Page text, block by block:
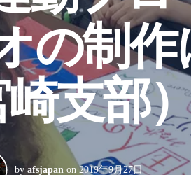
の制作
崎支部
by afsjapan on 2019年9月27日